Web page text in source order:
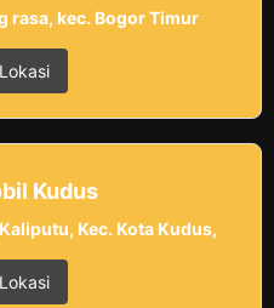
rasa, kec. Bogor Timur
Kudus
Kec. Kota Kudus,